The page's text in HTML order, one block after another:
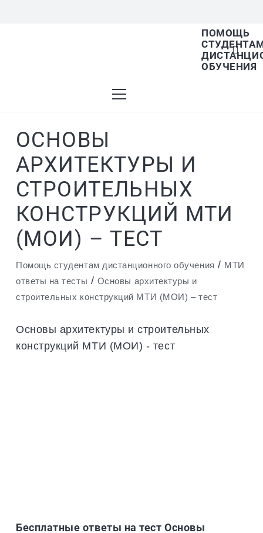
ПОМОЩЬ
ОБУЧЕНИЯ
списке найденных результатов
ОСНОВЫ
АРХИТЕКТУРЫ И
СТРОИТЕЛЬНЫХ
КОНСТРУКЦИЙ МТИ
(МОИ) – ТЕСТ
Помощь студентам дистанционного обучения / МТИ
ответы на тесты / Основы архитектуры и
строительных конструкций МТИ (МОИ) – тест
Основы архитектуры и строительных
конструкций МТИ (МОИ) - тест
Бесплатные ответы на тест Основы